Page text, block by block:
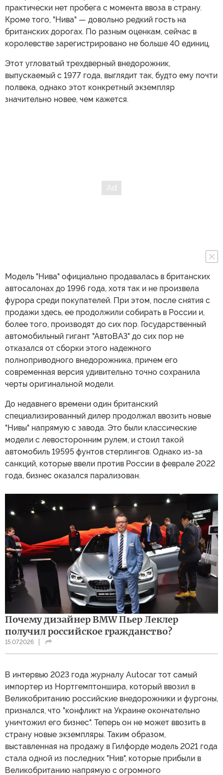
практически нет пробега с момента ввоза в страну.
Кроме того, "Нива" — довольно редкий гость на
британских дорогах. По разным оценкам, сейчас в
королевстве зарегистрировано не больше 40 единиц.
Этот угловатый трехдверный внедорожник,
выпускаемый с 1977 года, выглядит так, будто ему почти
полвека, однако этот конкретный экземпляр
значительно новее, чем кажется.
Модель "Нива" официально продавалась в британских
автосалонах до 1996 года, хотя так и не произвела
фурора среди покупателей. При этом, после снятия с
продажи здесь, ее продолжили собирать в России и,
более того, производят до сих пор. Государственный
автомобильный гигант "АвтоВАЗ" до сих пор не
отказался от сборки этого надежного
полноприводного внедорожника, причем его
современная версия удивительно точно сохранила
черты оригинальной модели.
До недавнего времени один британский
специализированный дилер продолжал ввозить новые
"Нивы" напрямую с завода. Это были классические
модели с левосторонним рулем, и стоил такой
автомобиль 19595 фунтов стерлингов. Однако из-за
санкций, которые ввели против России в феврале 2022
года, бизнес оказался парализован.
Почему дизайнер BMW Пьер Леклер
получил российское гражданство?
15.07.2026
В интервью 2023 года журналу Autocar тот самый
импортер из Нортгемптоншира, который ввозил в
Великобританию российские внедорожники и фургоны,
признался, что "конфликт на Украине окончательно
уничтожил его бизнес". Теперь он не может ввозить в
страну новые экземпляры. Таким образом,
выставленная на продажу в Гилфорде модель 2021 года
стала одной из последних "Нив", которые прибыли в
Великобританию напрямую с огромного